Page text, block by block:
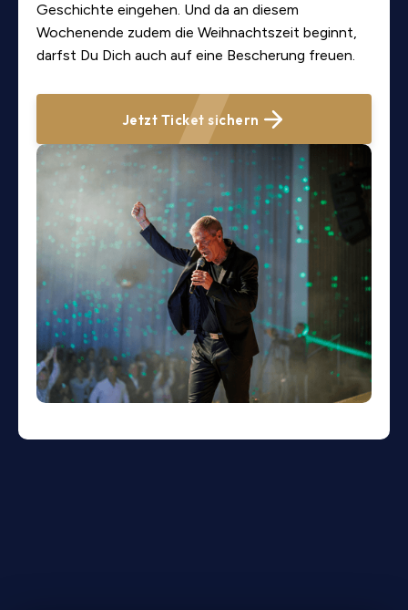
Geschichte eingehen. Und da an diesem
Wochenende zudem die Weihnachtszeit beginnt,
darfst Du Dich auch auf eine Bescherung freuen.
Jetzt Ticket sichern